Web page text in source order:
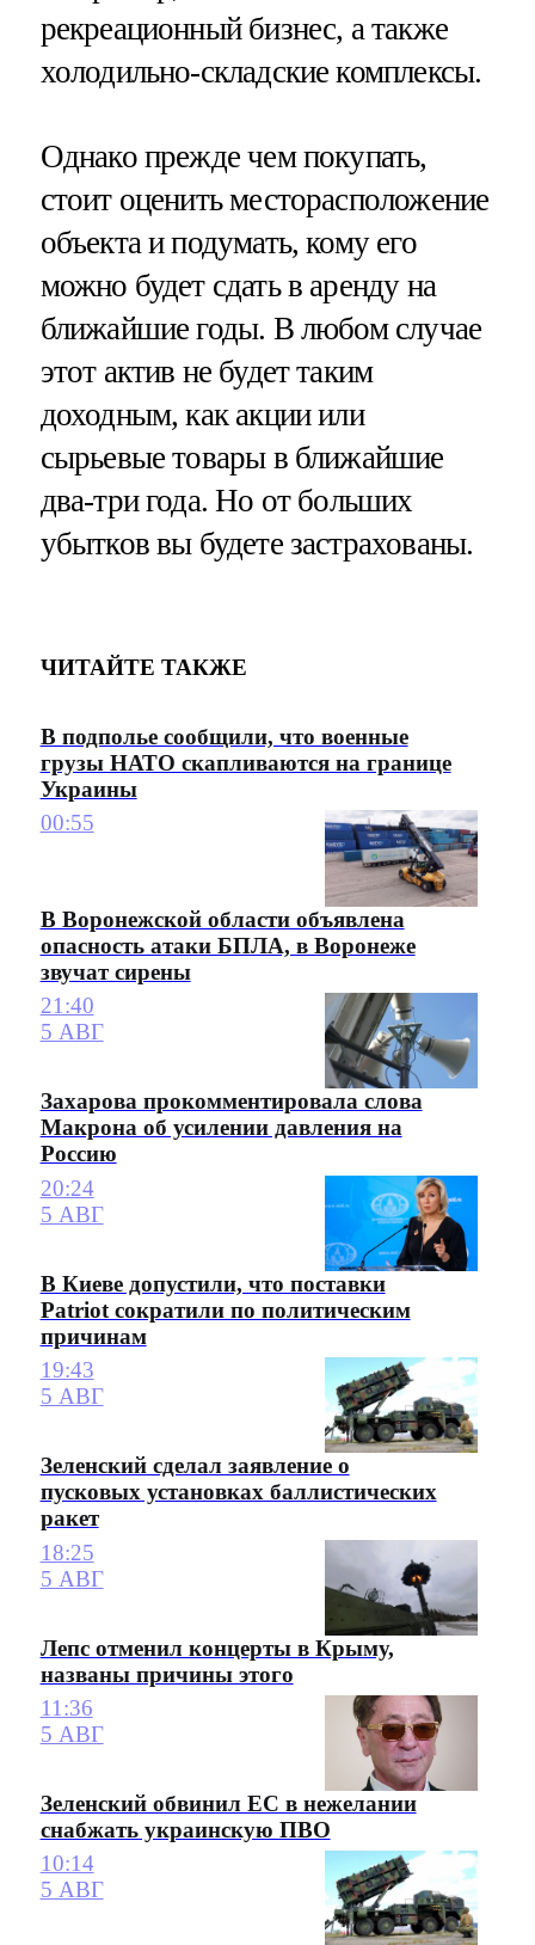
рекреационный бизнес, а также
холодильно-складские комплексы.
Однако прежде чем покупать,
стоит оценить месторасположение
объекта и подумать, кому его
можно будет сдать в аренду на
ближайшие годы. В любом случае
этот актив не будет таким
доходным, как акции или
сырьевые товары в ближайшие
два-три года. Но от больших
убытков вы будете застрахованы.
ЧИТАЙТЕ ТАКЖЕ
В подполье сообщили, что военные
грузы НАТО скапливаются на границе
Украины
00:55
В Воронежской области объявлена
опасность атаки БПЛА, в Воронеже
звучат сирены
21:40
5 АВГ
Захарова прокомментировала слова
Макрона об усилении давления на
Россию
20:24
5 АВГ
В Киеве допустили, что поставки
Patriot сократили по политическим
причинам
19:43
5 АВГ
Зеленский сделал заявление о
пусковых установках баллистических
ракет
18:25
5 АВГ
Лепс отменил концерты в Крыму,
названы причины этого
11:36
5 АВГ
Зеленский обвинил ЕС в нежелании
снабжать украинскую ПВО
10:14
5 АВГ